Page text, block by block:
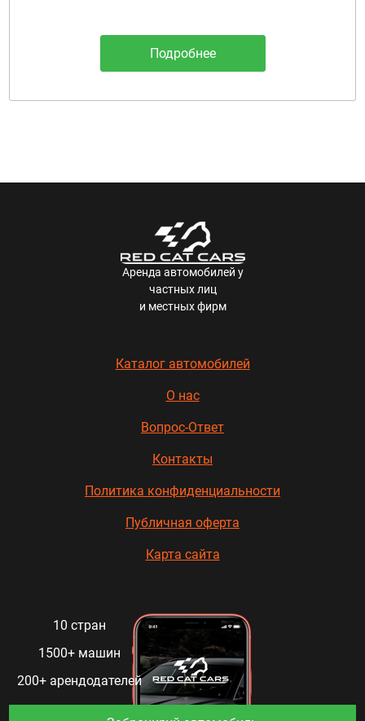
Подробнее
Аренда автомобилей у
частных лиц
и местных фирм
Каталог автомобилей
О нас
Вопрос-Ответ
Контакты
Политика конфиденциальности
Публичная оферта
Карта сайта
10 стран
1500+ машин
200+ арендодателей